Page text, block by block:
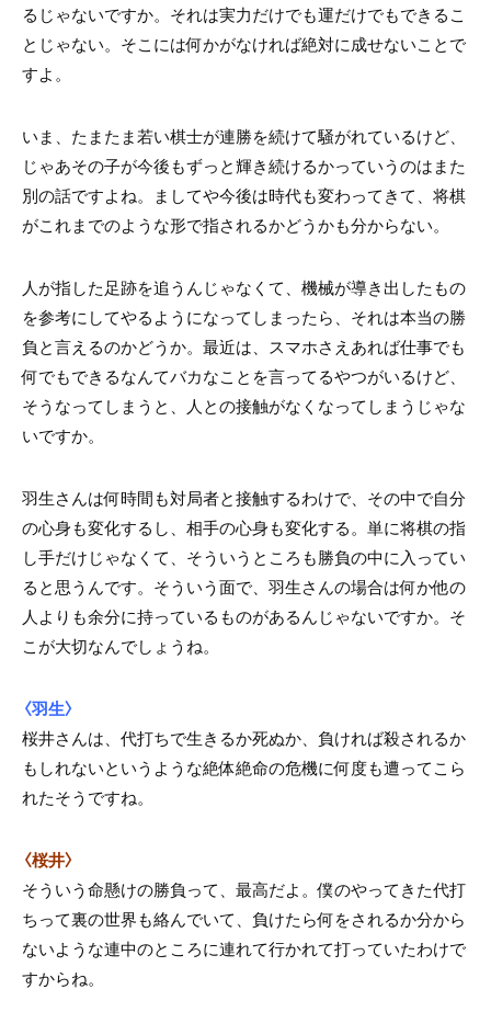
るじゃないですか。それは実力だけでも運だけでもできるこ
とじゃない。そこには何かがなければ絶対に成せないことで
すよ。
いま、たまたま若い棋士が連勝を続けて騒がれているけど、
じゃあその子が今後もずっと輝き続けるかっていうのはまた
別の話ですよね。ましてや今後は時代も変わってきて、将棋
がこれまでのような形で指されるかどうかも分からない。
人が指した足跡を追うんじゃなくて、機械が導き出したもの
を参考にしてやるようになってしまったら、それは本当の勝
負と言えるのかどうか。最近は、スマホさえあれば仕事でも
何でもできるなんてバカなことを言ってるやつがいるけど、
そうなってしまうと、人との接触がなくなってしまうじゃな
いですか。
羽生さんは何時間も対局者と接触するわけで、その中で自分
の心身も変化するし、相手の心身も変化する。単に将棋の指
し手だけじゃなくて、そういうところも勝負の中に入ってい
ると思うんです。そういう面で、羽生さんの場合は何か他の
人よりも余分に持っているものがあるんじゃないですか。そ
こが大切なんでしょうね。
〈羽生〉
桜井さんは、代打ちで生きるか死ぬか、負ければ殺されるか
もしれないというような絶体絶命の危機に何度も遭ってこら
れたそうですね。
〈桜井〉
そういう命懸けの勝負って、最高だよ。僕のやってきた代打
ちって裏の世界も絡んでいて、負けたら何をされるか分から
ないような連中のところに連れて行かれて打っていたわけで
すからね。